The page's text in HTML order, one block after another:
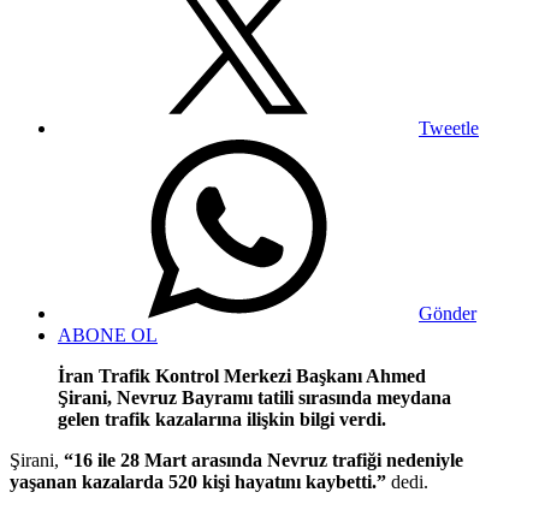
Tweetle
Gönder
ABONE OL
İran Trafik Kontrol Merkezi Başkanı Ahmed
Şirani, Nevruz Bayramı tatili sırasında meydana
gelen trafik kazalarına ilişkin bilgi verdi.
Şirani, “16 ile 28 Mart arasında Nevruz trafiği nedeniyle
yaşanan kazalarda 520 kişi hayatını kaybetti.” dedi.